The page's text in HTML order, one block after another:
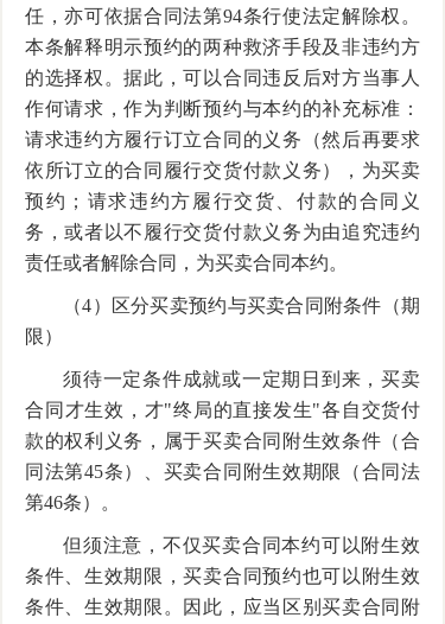
任，亦可依据合同法第94条行使法定解除权。
本条解释明示预约的两种救济手段及非违约方
的选择权。据此，可以合同违反后对方当事人
作何请求，作为判断预约与本约的补充标准：
请求违约方履行订立合同的义务（然后再要求
依所订立的合同履行交货付款义务），为买卖
预约；请求违约方履行交货、付款的合同义
务，或者以不履行交货付款义务为由追究违约
责任或者解除合同，为买卖合同本约。
（4）区分买卖预约与买卖合同附条件（期
限）
须待一定条件成就或一定期日到来，买卖
合同才生效，才"终局的直接发生"各自交货付
款的权利义务，属于买卖合同附生效条件（合
同法第45条）、买卖合同附生效期限（合同法
第46条）。
但须注意，不仅买卖合同本约可以附生效
条件、生效期限，买卖合同预约也可以附生效
条件、生效期限。因此，应当区别买卖合同附